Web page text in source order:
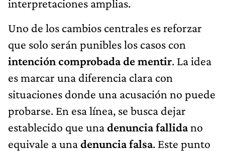
interpretaciones amplias.
Uno de los cambios centrales es reforzar
que solo serán punibles los casos con
intención comprobada de mentir. La idea
es marcar una diferencia clara con
situaciones donde una acusación no puede
probarse. En esa línea, se busca dejar
establecido que unadenuncia fallidano
equivale a unadenuncia falsa. Este punto